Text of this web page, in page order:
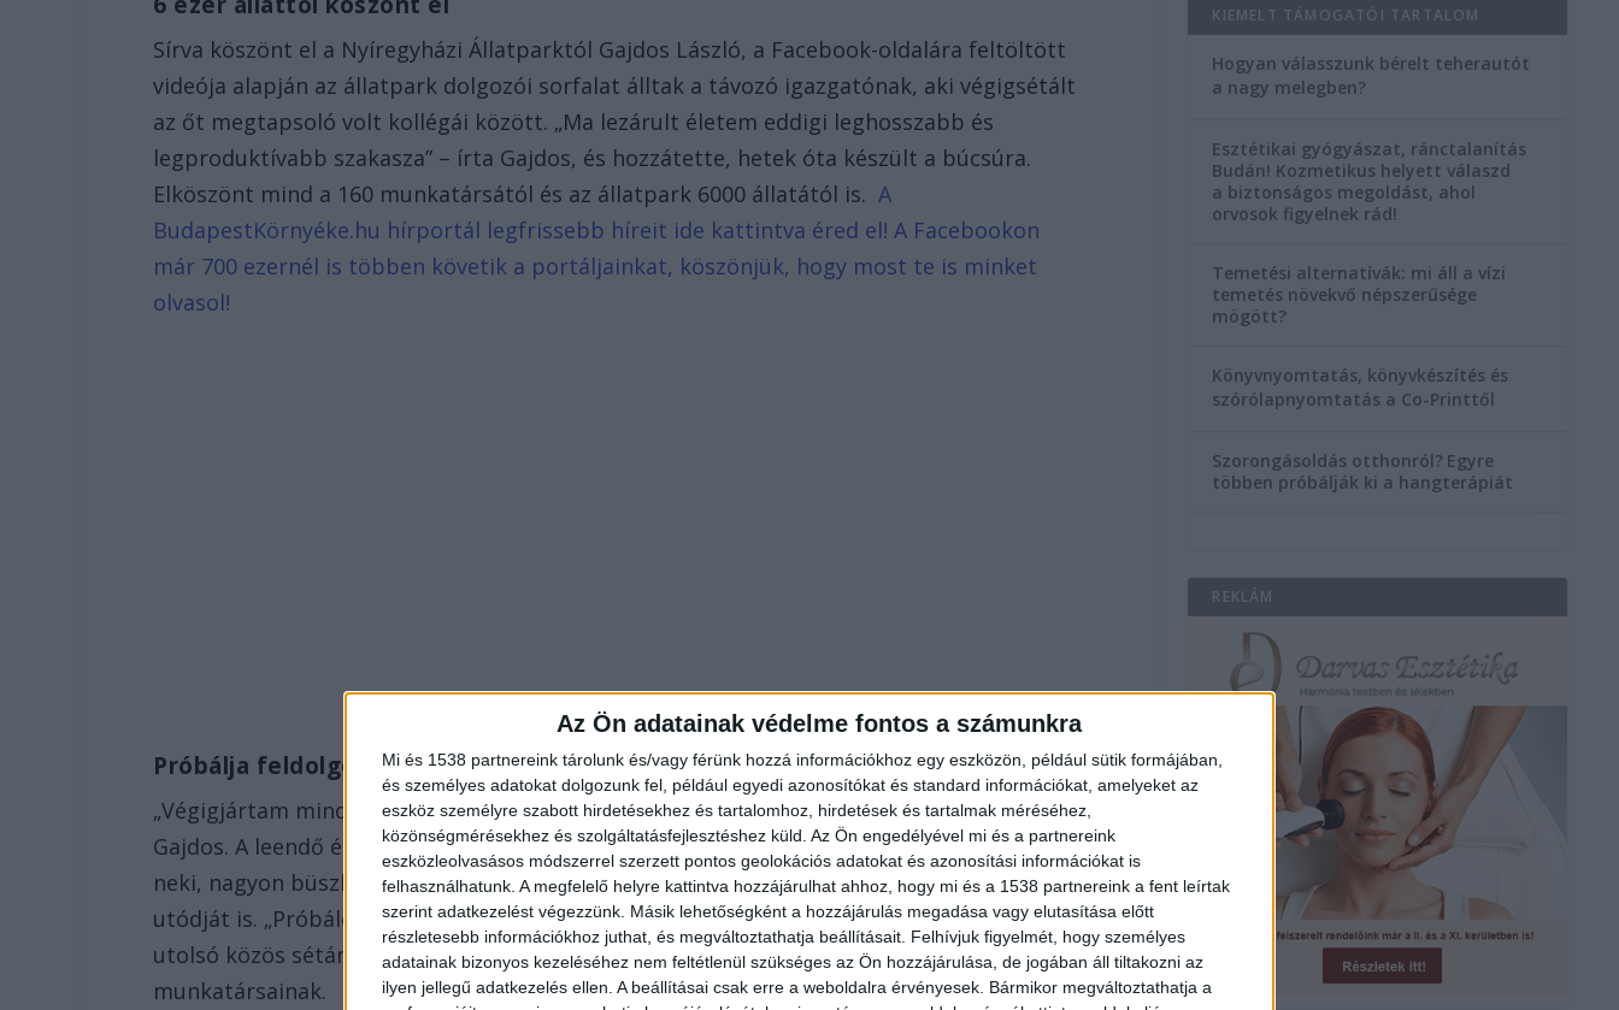
Az Ön adatainak védelme fontos a számunkra
Mi és 1538 partnereink tárolunk és/vagy férünk hozzá információkhoz egy eszközön, például sütik formájában,
és személyes adatokat dolgozunk fel, például egyedi azonosítókat és standard információkat, amelyeket az
eszköz személyre szabott hirdetésekhez és tartalomhoz, hirdetések és tartalmak méréséhez,
közönségmérésekhez és szolgáltatásfejlesztéshez küld. Az Ön engedélyével mi és a partnereink
eszközleolvasásos módszerrel szerzett pontos geolokációs adatokat és azonosítási információkat is
felhasználhatunk. A megfelelő helyre kattintva hozzájárulhat ahhoz, hogy mi és a 1538 partnereink a fent leírtak
szerint adatkezelést végezzünk. Másik lehetőségként a hozzájárulás megadása vagy elutasítása előtt
részletesebb információkhoz juthat, és megváltoztathatja beállításait. Felhívjuk figyelmét, hogy személyes
adatainak bizonyos kezeléséhez nem feltétlenül szükséges az Ön hozzájárulása, de jogában áll tiltakozni az
ilyen jellegű adatkezelés ellen. A beállításai csak erre a weboldalra érvényesek. Bármikor megváltoztathatja a
Sírva köszönt el a Nyíregyházi Állatparktól Gajdos László, a Facebook-oldalára feltöltött
videója alapján az állatpark dolgozói sorfalat álltak a távozó igazgatónak, aki végigsétált
az őt megtapsoló volt kollégái között. „Ma lezárult életem eddigi leghosszabb és
legproduktívabb szakasza” – írta Gajdos, és hozzátette, hetek óta készült a búcsúra.
Elköszönt mind a 160 munkatársától és az állatpark 6000 állatától is.A
BudapestKörnyéke.hu hírportál legfrissebb híreit ide kattintva éred el! A Facebookon
már 700 ezernél is többen követik a portáljainkat, köszönjük, hogy most te is minket
olvasol!
Próbálja feldolgozni az elválást
„Végigjártam mind a 16 csapatot, hogy mindenkitől személyesen köszönhessek el” – írta
Gajdos. A leendő élő környezetért felelős miniszter azt írta, nehéz pillanatok voltak ezek
neki, nagyon büszke a csapatra, amit maga mögött hagy, és kiváló szakembernek tartja
utódját is. „Próbálom feldolgozni az elválást, de a tőletek kapott meglepetések és az
utolsó közös sétánk emléke örökre bevésődött a lelkembe” – üzente volt
munkatársainak.
KIEMELT TÁMOGATÓI TARTALOM
Hogyan válasszunk bérelt teherautót
a nagy melegben?
Esztétikai gyógyászat, ránctalanítás
Budán! Kozmetikus helyett válaszd
a biztonságos megoldást, ahol
orvosok figyelnek rád!
Temetési alternatívák: mi áll a vízi
temetés növekvő népszerűsége
mögött?
Könyvnyomtatás, könyvkészítés és
szórólapnyomtatás a Co-Printtől
Szorongásoldás otthonról? Egyre
többen próbálják ki a hangterápiát
REKLÁM